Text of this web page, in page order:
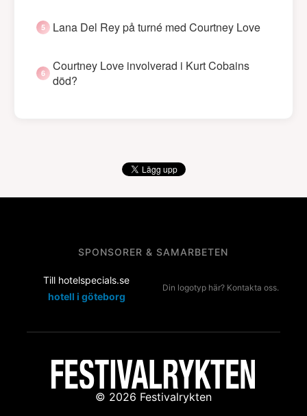
Lana Del Rey på turné med Courtney Love
Courtney Love involverad i Kurt Cobains
död?
SPONSORER & SAMARBETEN
Till hotelspecials.se
hotell i göteborg
Din logotyp här? Kontakta oss.
© 2026 Festivalrykten